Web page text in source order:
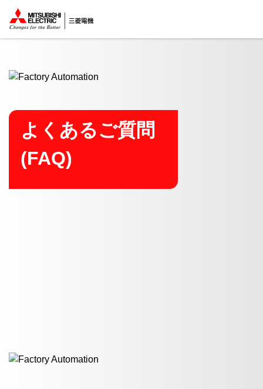
ここから本文
よくあるご質問
(FAQ)